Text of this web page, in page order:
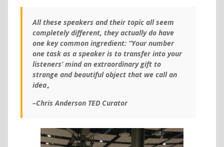
All these speakers and their topic all seem
completely different, they actually do have
one key common ingredient: “Your number
one task as a speaker is to transfer into your
listeners’ mind an extraordinary gift to
strange and beautiful object that we call an
idea。
–Chris Anderson TED Curator